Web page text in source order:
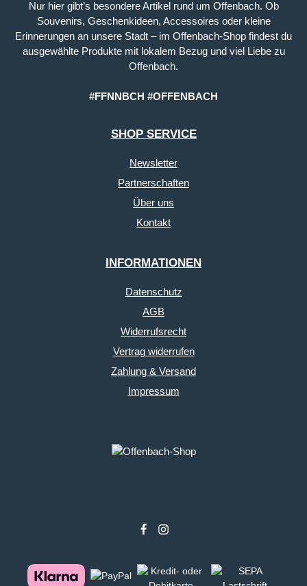
Nur hier gibt’s besondere Artikel rund um Offenbach. Ob
Souvenirs, Geschenkideen, Accessoires oder kleine
Erinnerungen an unsere Stadt – im Offenbach-Shop findest du
ausgewählte Produkte mit lokalem Bezug und viel Liebe zu
Offenbach.
#FFNNBCH #OFFENBACH
SHOP SERVICE
Newsletter
Partnerschaften
Über uns
Kontakt
INFORMATIONEN
Datenschutz
AGB
Widerrufsrecht
Vertrag widerrufen
Zahlung & Versand
Impressum